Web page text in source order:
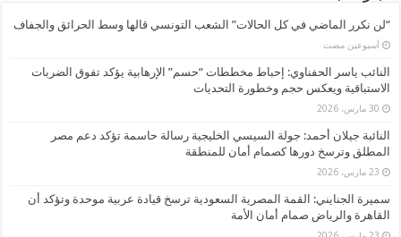
“لن نكرر الماضي في كل الحالات” الشعب التونسي قالها وسط الحرائق والجفاف
‏أسبوعين مضت
النائب ياسر الحفناوي: إحباط مخططات “حسم” الإرهابية يؤكد تفوق الضربات
الاستباقية ويعكس حجم وخطورة التحديات
30 مارس، 2026
النائبة جيلان أحمد: جولة السيسي الخليجية رسالة حاسمة تؤكد دعم مصر
المطلق وترسخ دورها كصمام أمان للمنطقة
23 مارس، 2026
سميرة الجنايني: القمة المصرية السعودية ترسخ قيادة عربية موحدة وتؤكد أن
القاهرة والرياض صمام أمان الأمة